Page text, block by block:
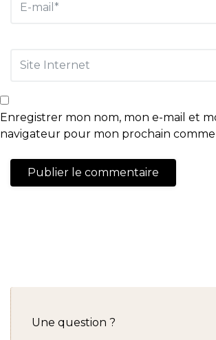
Enregistrer mon nom, mon e-mail et
navigateur pour mon prochain
Une question ?